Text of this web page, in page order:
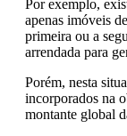
Por exemplo,
apenas imóveis
primeira ou a
arrendada para
Porém, nesta
incorporados na
montante global